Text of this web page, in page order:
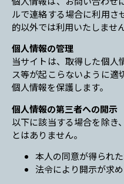
ルで連絡する場合に利用さ
的以外では利用いたしません
個人情報の管理
当サイトは、取得した個人
ス等が起こらないように適
個人情報を保護します。
個人情報の第三者への開示
以下に該当する場合を除き
とはありません。
本人の同意が得られ
法令により開示が求